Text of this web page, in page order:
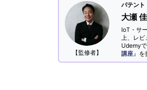
【監修者】
パテント
大瀬
IoT・サ
上、レ
Udemy
講座 』を